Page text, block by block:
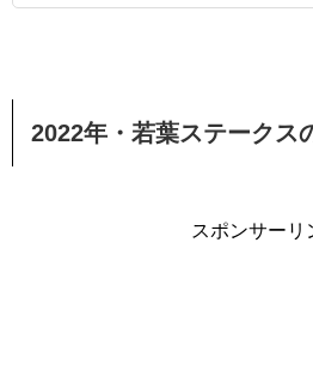
2022年・若葉ステークス
スポンサーリ